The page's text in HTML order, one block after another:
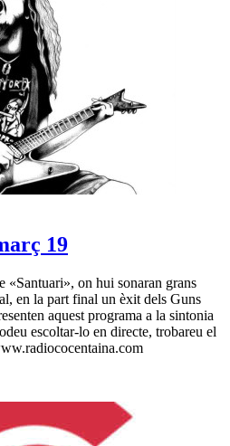
19
«Santuari», on hui sonaran grans
en la part final un èxit dels Guns
aquest programa a la sintonia
escoltar-lo en directe, trobareu el